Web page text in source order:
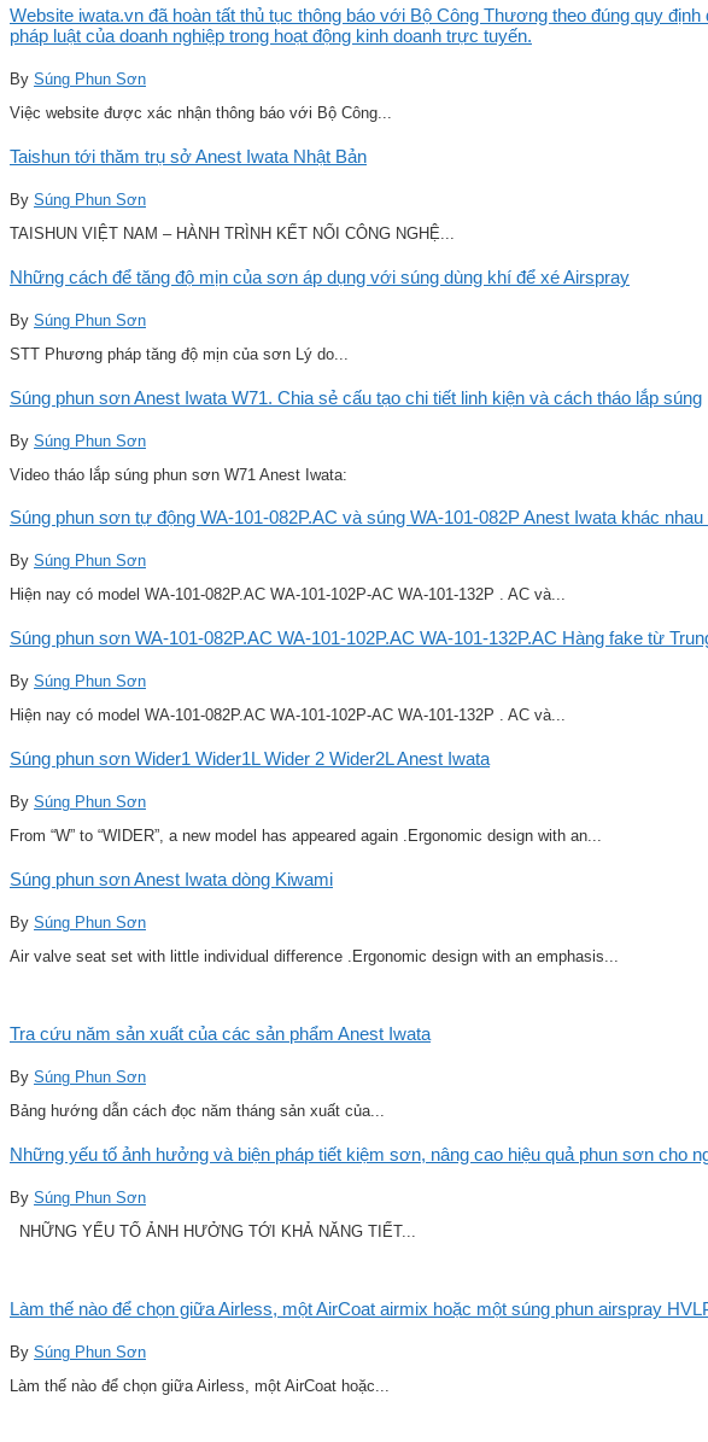
Website iwata.vn đã hoàn tất thủ tục thông báo với Bộ Công Thương theo đúng quy
pháp luật của doanh nghiệp trong hoạt động kinh doanh trực tuyến.
By Súng Phun Sơn
Việc website được xác nhận thông báo với Bộ Công...
Taishun tới thăm trụ sở Anest Iwata Nhật Bản
By Súng Phun Sơn
TAISHUN VIỆT NAM – HÀNH TRÌNH KẾT NỐI CÔNG NGHỆ...
Những cách để tăng độ mịn của sơn áp dụng với súng dùng khí để xé Airspray
By Súng Phun Sơn
STT Phương pháp tăng độ mịn của sơn Lý do...
Súng phun sơn Anest Iwata W71. Chia sẻ cấu tạo chi tiết linh kiện và cách tháo lắp súng
By Súng Phun Sơn
Video tháo lắp súng phun sơn W71 Anest Iwata:
Súng phun sơn tự động WA-101-082P.AC và súng WA-101-082P Anest Iwata khác nhau
By Súng Phun Sơn
Hiện nay có model WA-101-082P.AC WA-101-102P-AC WA-101-132P . AC và...
Súng phun sơn WA-101-082P.AC WA-101-102P.AC WA-101-132P.AC Hàng fake từ
By Súng Phun Sơn
Hiện nay có model WA-101-082P.AC WA-101-102P-AC WA-101-132P . AC và...
Súng phun sơn Wider1 Wider1L Wider 2 Wider2L Anest Iwata
By Súng Phun Sơn
From “W” to “WIDER”, a new model has appeared again .Ergonomic design with an...
Súng phun sơn Anest Iwata dòng Kiwami
By Súng Phun Sơn
Air valve seat set with little individual difference .Ergonomic design with an emphasis...
Tra cứu năm sản xuất của các sản phẩm Anest Iwata
By Súng Phun Sơn
Bảng hướng dẫn cách đọc năm tháng sản xuất của...
Những yếu tố ảnh hưởng và biện pháp tiết kiệm sơn, nâng cao hiệu quả phun sơn cho
By Súng Phun Sơn
NHỮNG YẾU TỐ ẢNH HƯỞNG TỚI KHẢ NĂNG TIẾT...
Làm thế nào để chọn giữa Airless, một AirCoat airmix hoặc một súng phun airspray
By Súng Phun Sơn
Làm thế nào để chọn giữa Airless, một AirCoat hoặc...